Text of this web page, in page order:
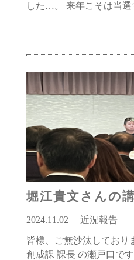
した…。 来年こそは当
堀江貴文さんの
2024.11.02 近況報告
皆様、ご無沙汰しており
創成課 課長 の瀬戸口で